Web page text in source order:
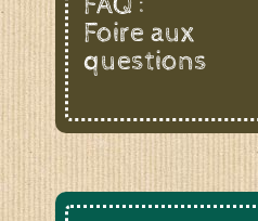
Foire aux
questions